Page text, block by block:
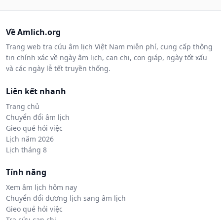
Về Amlich.org
Trang web tra cứu âm lịch Việt Nam miễn phí, cung cấp thông
tin chính xác về ngày âm lịch, can chi, con giáp, ngày tốt xấu
và các ngày lễ tết truyền thống.
Liên kết nhanh
Trang chủ
Chuyển đổi âm lịch
Gieo quẻ hỏi việc
Lịch năm 2026
Lịch tháng 8
Tính năng
Xem âm lịch hôm nay
Chuyển đổi dương lịch sang âm lịch
Gieo quẻ hỏi việc